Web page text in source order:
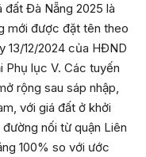
Đà Nẵng 2025 là
mới được đặt tên theo
13/12/2024 của HĐND
Phụ lục V. Các tuyến
rộng sau sáp nhập,
với giá đất ở khởi
nối từ quận Liên
100% so với ước